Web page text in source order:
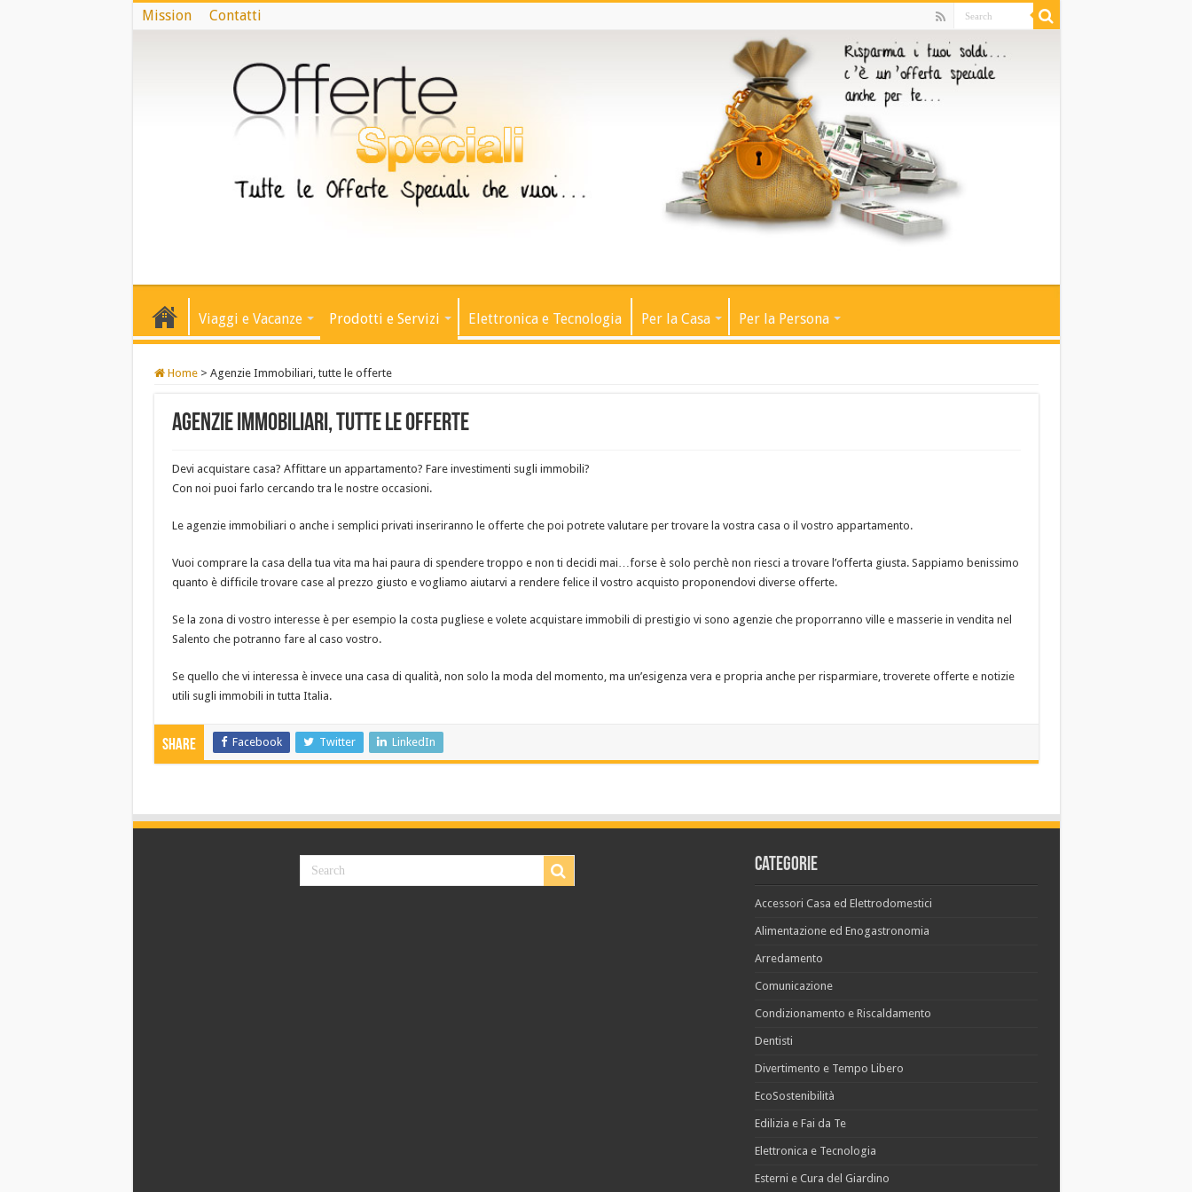
Mission Contatti
Viaggi e Vacanze Prodotti e Servizi Elettronica e Tecnologia Per la Casa Per la Persona
Home > Agenzie Immobiliari, tutte le offerte
Agenzie Immobiliari, tutte le offerte
Devi acquistare casa? Affittare un appartamento? Fare investimenti sugli immobili?
Con noi puoi farlo cercando tra le nostre occasioni.
Le agenzie immobiliari o anche i semplici privati inseriranno le offerte che poi potrete valutare per trovare la vostra casa o il vostro appartamento.
Vuoi comprare la casa della tua vita ma hai paura di spendere troppo e non ti decidi mai…forse è solo perchè non riesci a trovare l’offerta giusta. Sappiamo benissimo
quanto è difficile trovare case al prezzo giusto e vogliamo aiutarvi a rendere felice il vostro acquisto proponendovi diverse offerte.
Se la zona di vostro interesse è per esempio la costa pugliese e volete acquistare immobili di prestigio vi sono agenzie che proporranno ville e masserie in vendita nel
Salento che potranno fare al caso vostro.
Se quello che vi interessa è invece una casa di qualità, non solo la moda del momento, ma un’esigenza vera e propria anche per risparmiare, troverete offerte e notizie
utili sugli immobili in tutta Italia.
Share Facebook Twitter LinkedIn
Categorie
Accessori Casa ed Elettrodomestici
Alimentazione ed Enogastronomia
Arredamento
Comunicazione
Condizionamento e Riscaldamento
Dentisti
Divertimento e Tempo Libero
EcoSostenibilità
Edilizia e Fai da Te
Elettronica e Tecnologia
Esterni e Cura del Giardino